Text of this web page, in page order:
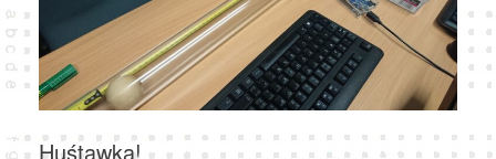
Huśtawka!